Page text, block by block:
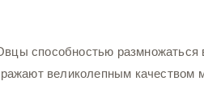
способностью размножаться
великолепным качеством